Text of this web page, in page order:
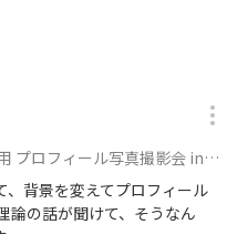
フィール写真撮影会 in 池袋に参加
、背景を変えてプロフィール
論の話が聞けて、そうなん